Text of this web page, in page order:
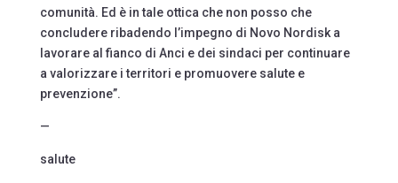
comunità. Ed è in tale ottica che non posso che
concludere ribadendo l’impegno di Novo Nordisk a
lavorare al fianco di Anci e dei sindaci per continuare
a valorizzare i territori e promuovere salute e
prevenzione”.
—
salute